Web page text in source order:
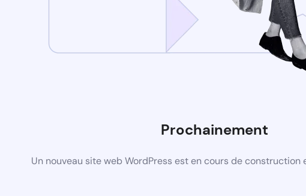
Prochainement
Un nouveau site web WordPress est en cours de